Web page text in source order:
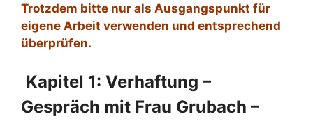
Trotzdem bitte nur als Ausgangspunkt für
eigene Arbeit verwenden und entsprechend
überprüfen.
Kapitel 1: Verhaftung –
Gespräch mit Frau Grubach –